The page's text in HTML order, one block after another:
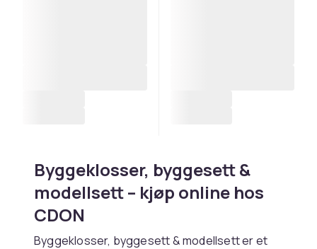
Byggeklosser, byggesett &
modellsett – kjøp online hos
CDON
Byggeklosser, byggesett & modellsett er et